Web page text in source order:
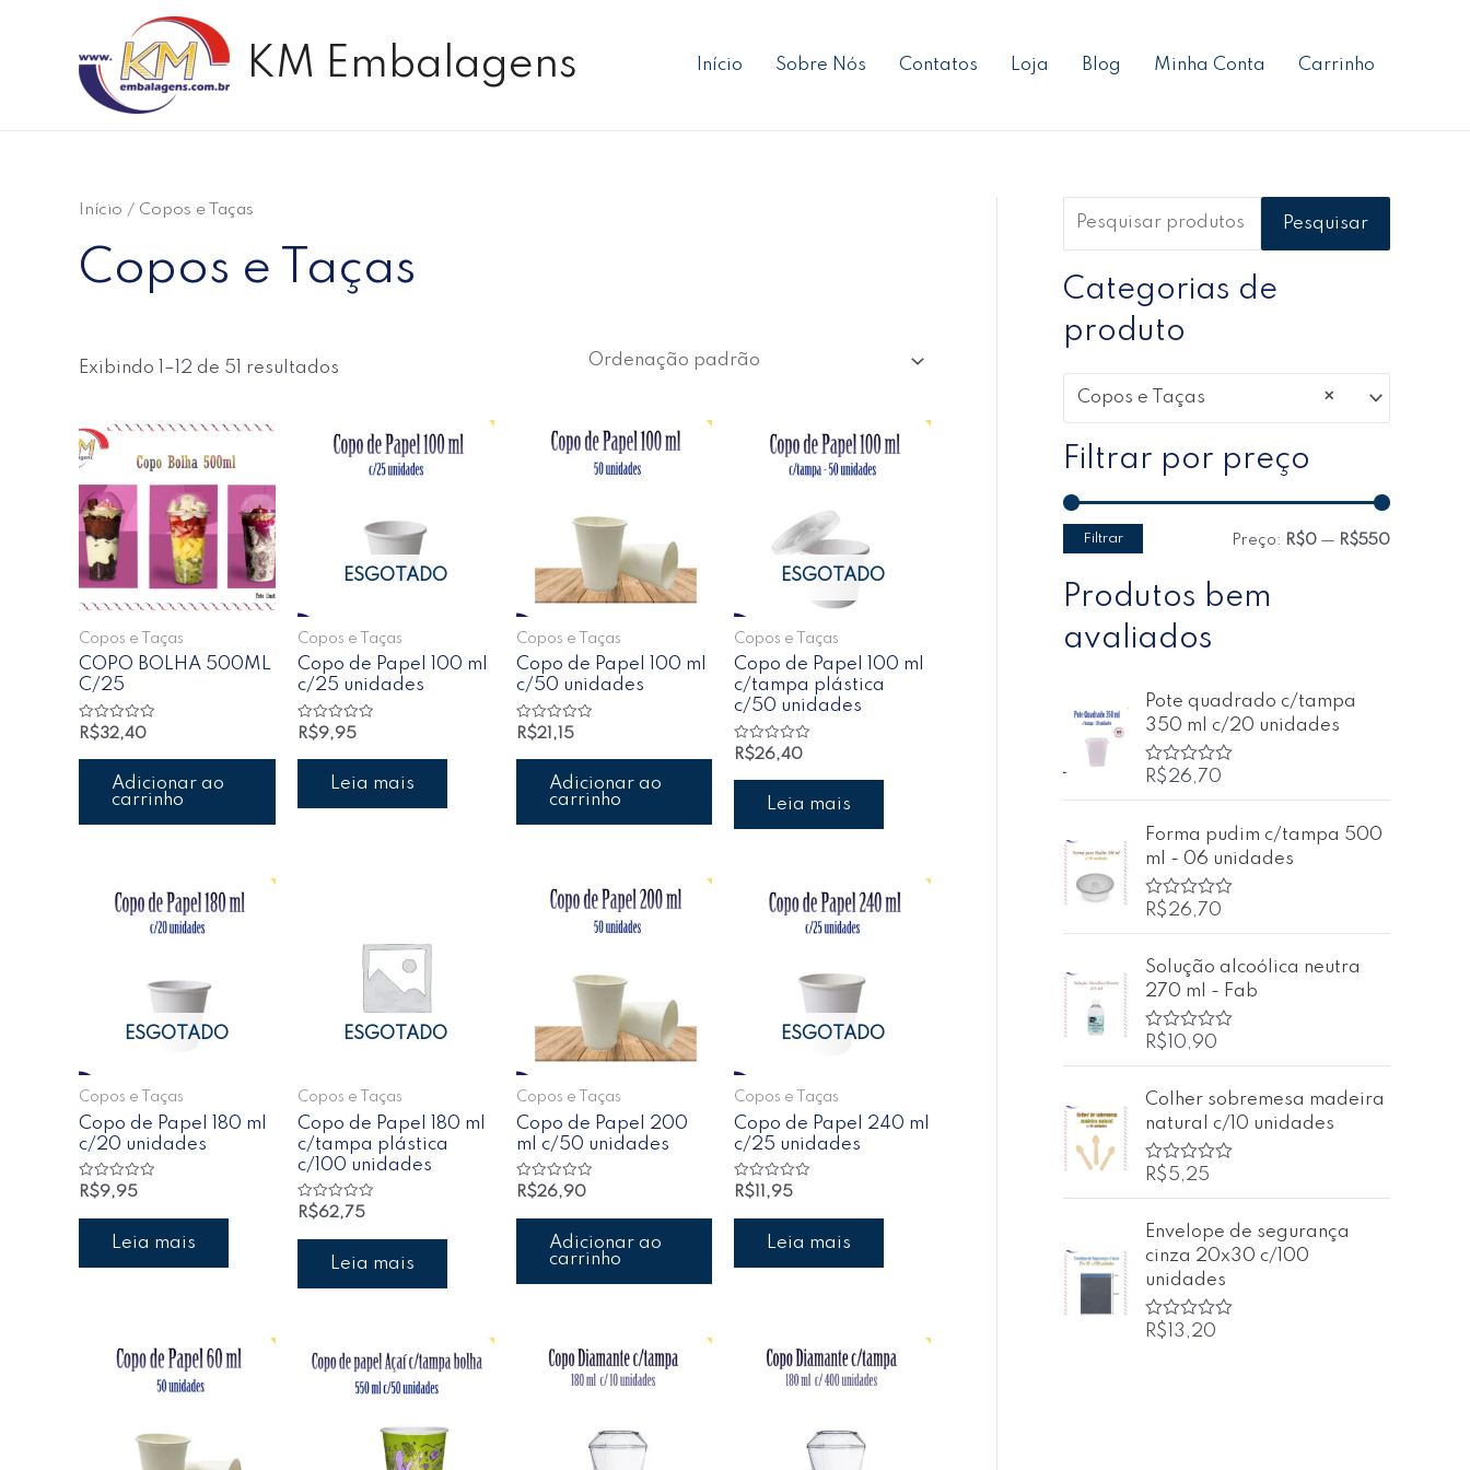
KM Embalagens Início Sobre Nós Contatos Loja Blog Minha Conta Carrinho
Início / Copos e Taças
Copos e Taças
Exibindo 1–12 de 51 resultados
Copos e Taças
COPO BOLHA 500ML
C/25
Avaliação
de
R$32,40
Adicionar ao
carrinho
ESGOTADO
Copos e Taças
Copo de Papel 100 ml
c/25 unidades
Avaliação
de
R$9,95
Leia mais
Copos e Taças
Copo de Papel 100 ml
c/50 unidades
Avaliação
de
R$21,15
Adicionar ao
carrinho
ESGOTADO
Copos e Taças
Copo de Papel 100 ml
c/tampa plástica
c/50 unidades
Avaliação
de
R$26,40
Leia mais
ESGOTADO
Copos e Taças
Copo de Papel 180 ml
c/20 unidades
Avaliação
de
R$9,95
Leia mais
ESGOTADO
Copos e Taças
Copo de Papel 180 ml
c/tampa plástica
c/100 unidades
Avaliação
de
R$62,75
Leia mais
Copos e Taças
Copo de Papel 200
ml c/50 unidades
Avaliação
de
R$26,90
Adicionar ao
carrinho
ESGOTADO
Copos e Taças
Copo de Papel 240 ml
c/25 unidades
Avaliação
de
R$11,95
Leia mais
r
o
r
Pesquisar
Categorias de
produto
×
Copos e Taças
Filtrar por preço
nx
Filtrar Preço: R$0 — R$550
Produtos bem
avaliados
Pote quadrado c/tampa
350 ml c/20 unidades
A
l
i
a
ã
o
e
5
R$26,70
Forma pudim c/tampa 500
ml - 06 unidades
A
l
i
a
ç
ã
o
e
5
R$26,70
Solução alcoólica neutra
270 ml - Fab
A
l
i
a
ç
ã
o
e
5
R$ 10,90
Colher sobremesa madeira
natural c/10 unidades
A
l
i
a
ç
ã
o
0
d
R$5,25
Envelope de segurança
cinza 20x30 c/100
unidades
A
R$ 13,20